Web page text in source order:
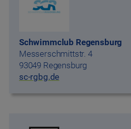
Schwimmclub Regensburg
Messerschmittstr. 4
93049 Regensburg
sc-rgbg.de